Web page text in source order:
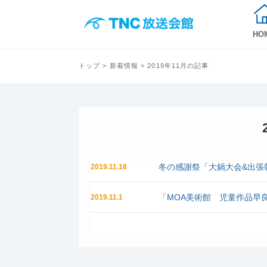
トップ > 新着情報 > 2019年11月の記事
2019.11.18 冬の感謝祭「大鍋大会&出張
2019.11.1 「MOA美術館 児童作品早